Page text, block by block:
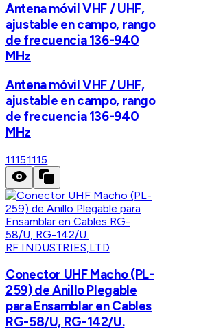
Antena móvil VHF / UHF,
ajustable en campo, rango
de frecuencia 136-940
MHz
Antena móvil VHF / UHF,
ajustable en campo, rango
de frecuencia 136-940
MHz
11151115
RF INDUSTRIES,LTD
Conector UHF Macho (PL-
259) de Anillo Plegable
para Ensamblar en Cables
RG-58/U, RG-142/U.